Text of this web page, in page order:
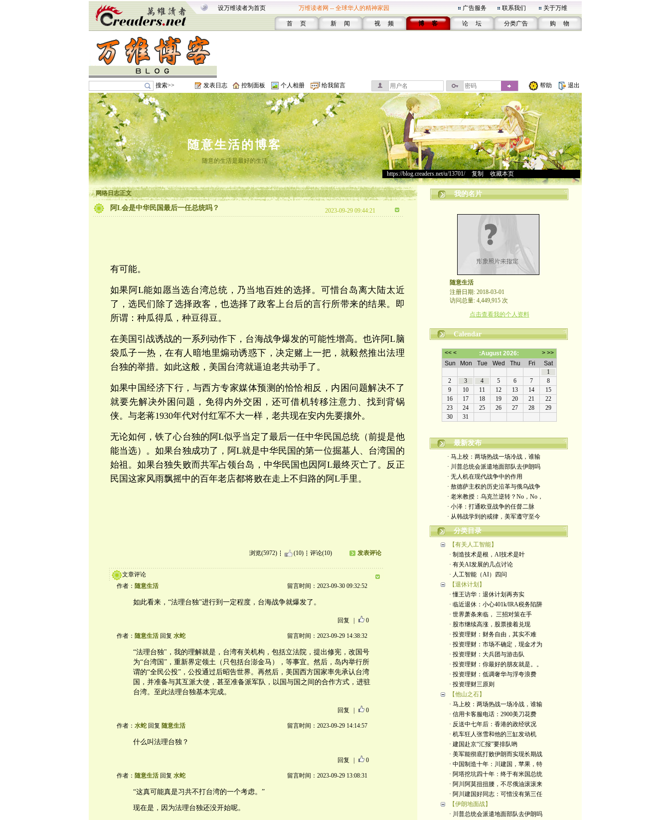
设万维读者为首页 万维读者网 -- 全球华人的精神家园 广告服务 联系我们 关于万维
首 页 新 闻 视 频 博 客 论 坛 分类广告 购 物
搜索>> 发表日志 控制面板 个人相册 给我留言 帮助 退出
随意生活的博客
随意的生活是最好的生活
https://blog.creaders.net/u/13701/> 复制 收藏本页
网络日志正文
阿L会是中华民国最后一任总统吗？ 2023-09-29 09:44:21
有可能。
如果阿L能如愿当选台湾总统，乃当地百姓的选择。可惜台岛离大陆太近
了，选民们除了选择政客，也选择了政客上台后的言行所带来的结果。即
所谓：种瓜得瓜，种豆得豆。
在美国引战诱战的一系列动作下，台海战争爆发的可能性增高。也许阿L脑
袋瓜子一热，在有人暗地里煽动诱惑下，决定赌上一把，就毅然推出法理
台独的举措。如此这般，美国台湾就逼迫老共动手了。
如果中国经济下行，与西方专家媒体预测的恰恰相反，内困问题解决不了
就要先解决外困问题，免得内外交困，还可借机转移注意力、找到背锅
侠。 与老蒋1930年代对付红军不大一样，老共现在安内先要攘外。
无论如何，铁了心台独的阿L似乎当定了最后一任中华民国总统（前提是他
能当选）。如果台独成功了，阿L就是中华民国的第一位掘墓人、台湾国的
始祖。如果台独失败而共军占领台岛，中华民国也因阿L最终灭亡了。反正
民国这家风雨飘摇中的百年老店都将败在走上不归路的阿L手里。
浏览(5972) (10) 评论(10) 发表评论
文章评论
作者： 随意生活 留言时间：2023-09-30 09:32:52
如此看来，“法理台独”进行到一定程度，台海战争就爆发了。
回复 0
作者： 随意生活回复 水蛇 留言时间：2023-09-29 14:38:32
“法理台独"，我的理解就是，台湾有关机构，包括立法院，提出修宪，改国号
为“台湾国”，重新界定领土（只包括台澎金马），等事宜。然后，岛内举行所
谓的“全民公投”，公投通过后昭告世界。再然后，美国西方国家率先承认台湾
国，并准备与其互派大使，甚至准备派军队，以国与国之间的合作方式，进驻
台湾。至此法理台独基本完成。
回复 0
作者： 水蛇回复 随意生活 留言时间：2023-09-29 14:14:57
什么叫法理台独？
回复 0
作者： 随意生活回复 水蛇 留言时间：2023-09-29 13:08:31
“这真可能真是习共不打台湾的一个考虑。”
现在是，因为法理台独还没开始呢。
我的名片
随意生活
注册日期: 2018-03-01
访问总量: 4,449,915 次
点击查看我的个人资料
Calendar
最新发布
· 马上校：两场热战一场冷战，谁输
· 川普总统会派遣地面部队去伊朗吗
· 无人机在现代战争中的作用
· 敖德萨主权的历史沿革与俄乌战争
· 老米教授：乌克兰逆转？No，No，
· 小泽：打通欧亚战争的任督二脉
· 从韩战学到的戒律，美军遵守至今
分类目录
【有关人工智能】
· 制造技术是根，AI技术是叶
· 有关AI发展的几点讨论
· 人工智能（AI）四问
【退休计划】
· 懂王访华：退休计划再夯实
· 临近退休：小心401k/IRA税务陷阱
· 世界萧条来临， 三招对策在手
· 股市继续高涨，股票接着兑现
· 投资理财：财务自由，其实不难
· 投资理财：市场不确定，现金才为
· 投资理财：大兵团与游击队
· 投资理财：你最好的朋友就是。。
· 投资理财：低调奢华与浮夸浪费
· 投资理财三原则
【他山之石】
· 马上校：两场热战一场冷战，谁输
· 信用卡客服电话：2900美刀花费
· 反送中七年后：香港的政经状况
· 机车狂人张雪和他的三缸发动机
· 建国赴京“汇报”要排队哟
· 美军能彻底打败伊朗而实现长期战
· 中国制造十年：川建国，苹果，特
· 阿塔挖坑四十年：终于有米国总统
· 阿川阿莫扭扭腰，不尽俄油滚滚来
· 阿川建国好同志：可惜没有第三任
【伊朗地面战】
· 川普总统会派遣地面部队去伊朗吗